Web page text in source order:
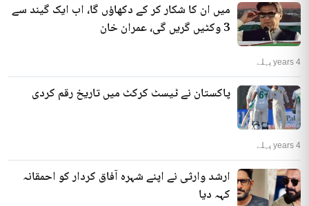
میں ان کا شکار کر کے دکھاؤں گا، اب ایک گیند سے
3 وکٹیں گریں گی، عمران خان
4 years پہلے
پاکستان نے ٹیسٹ کرکٹ میں تاریخ رقم کردی
4 years پہلے
ارشد وارثی نے اپنے شہرہ آفاق کردار کو احمقانہ
کہہ دیا